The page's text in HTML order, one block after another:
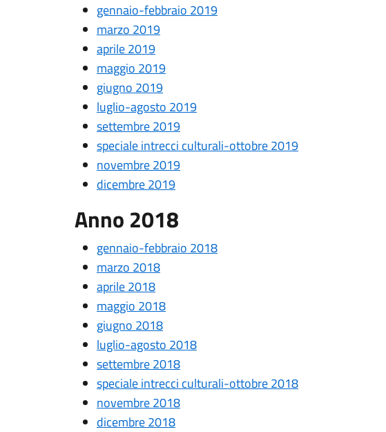
gennaio-febbraio 2019
marzo 2019
aprile 2019
maggio 2019
giugno 2019
luglio-agosto 2019
settembre 2019
speciale intrecci culturali-ottobre 2019
novembre 2019
dicembre 2019
Anno 2018
gennaio-febbraio 2018
marzo 2018
aprile 2018
maggio 2018
giugno 2018
luglio-agosto 2018
settembre 2018
speciale intrecci culturali-ottobre 2018
novembre 2018
dicembre 2018